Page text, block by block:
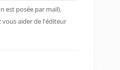
est posée par mail).
vous aider de l'éditeur